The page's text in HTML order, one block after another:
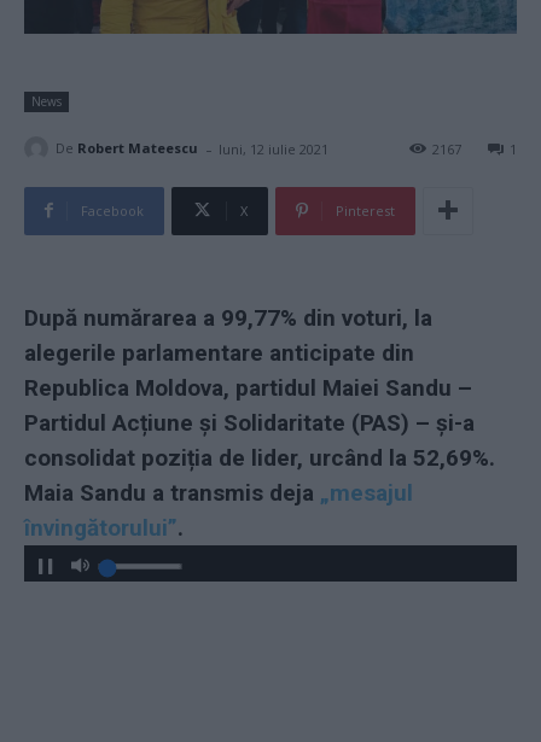
News
De Robert Mateescu - luni, 12 iulie 2021 1
2167
Facebook X Pinterest
După numărarea a 99,77% din voturi, la
alegerile parlamentare anticipate din
Republica Moldova, partidul Maiei Sandu –
Partidul Acțiune și Solidaritate (PAS) – și-a
consolidat poziția de lider, urcând la 52,69%.
Maia Sandu a transmis deja „mesajul
învingătorului”.